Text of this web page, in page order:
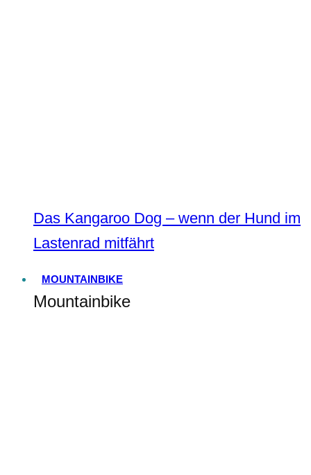
Das Kangaroo Dog – wenn der Hund im
Lastenrad mitfährt
MOUNTAINBIKE
Mountainbike